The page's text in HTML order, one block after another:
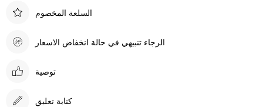
السلعة المخصوم
الرجاء تنبيهي في حالة انخفاض الاسعار
توصية
كتابة تعليق